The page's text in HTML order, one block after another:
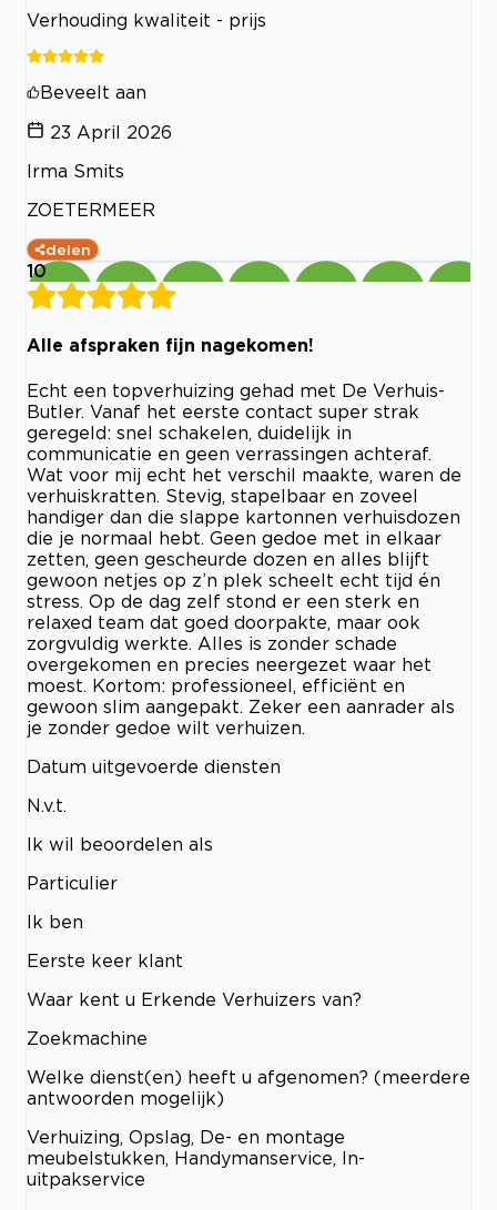
Verhouding kwaliteit - prijs
Beveelt aan
23 April 2026
Irma Smits
ZOETERMEER
delen
10
Alle afspraken fijn nagekomen!
Echt een topverhuizing gehad met De Verhuis-
Butler. Vanaf het eerste contact super strak
geregeld: snel schakelen, duidelijk in
communicatie en geen verrassingen achteraf.
Wat voor mij echt het verschil maakte, waren de
verhuiskratten. Stevig, stapelbaar en zoveel
handiger dan die slappe kartonnen verhuisdozen
die je normaal hebt. Geen gedoe met in elkaar
zetten, geen gescheurde dozen en alles blijft
gewoon netjes op z’n plek scheelt echt tijd én
stress. Op de dag zelf stond er een sterk en
relaxed team dat goed doorpakte, maar ook
zorgvuldig werkte. Alles is zonder schade
overgekomen en precies neergezet waar het
moest. Kortom: professioneel, efficiënt en
gewoon slim aangepakt. Zeker een aanrader als
je zonder gedoe wilt verhuizen.
Datum uitgevoerde diensten
N.v.t.
Ik wil beoordelen als
Particulier
Ik ben
Eerste keer klant
Waar kent u Erkende Verhuizers van?
Zoekmachine
Welke dienst(en) heeft u afgenomen? (meerdere
antwoorden mogelijk)
Verhuizing, Opslag, De- en montage
meubelstukken, Handymanservice, In-
uitpakservice